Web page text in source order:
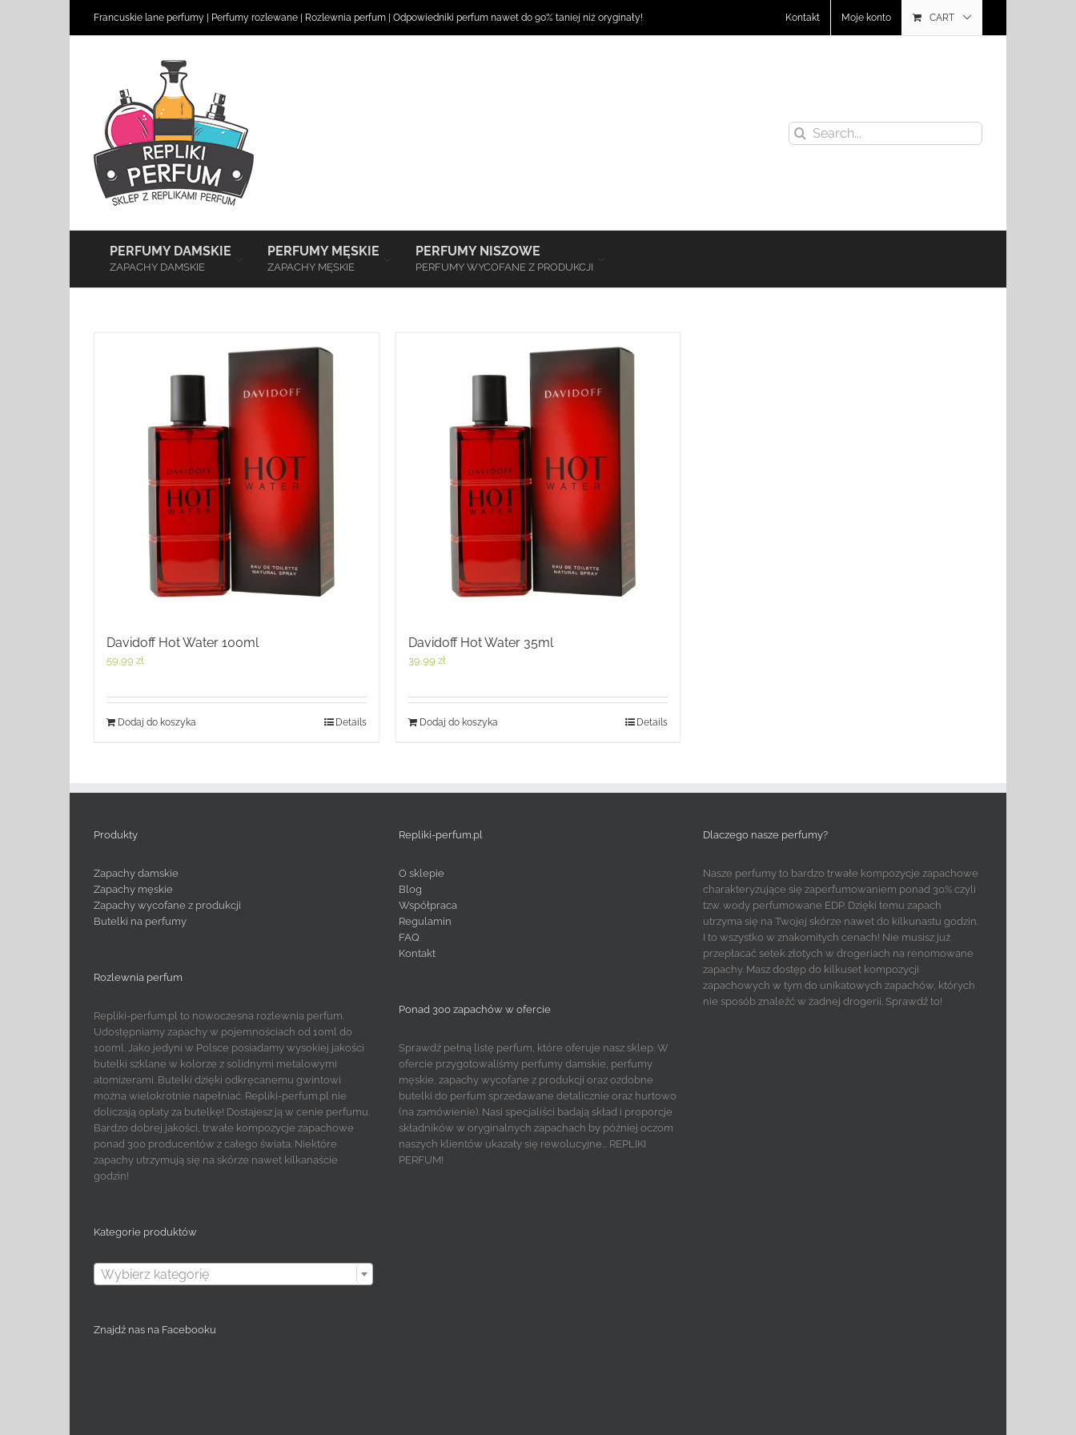
Francuskie lane perfumy Perfumy rozlewane Rozlewnia perfum Odpowiedniki perfum nawet do 90% taniej niż oryginały! Kontakt Moje konto CART
Search
for:
PERFUMY DAMSKIE
ZAPACHY DAMSKIE
PERFUMY MĘSKIE
ZAPACHY MĘSKIE
PERFUMY NISZOWE
PERFUMY WYCOFANE Z PRODUKCJI
Davidoff Hot Water 100ml
59,99 zł
Dodaj do koszyka Details
Davidoff Hot Water 35ml
39,99 zł
Dodaj do koszyka Details
Produkty
Zapachy damskie
Zapachy męskie
Zapachy wycofane z produkcji
Butelki na perfumy
Rozlewnia perfum
Repliki-perfum.pl to nowoczesna rozlewnia perfum.
Udostępniamy zapachy w pojemnościach od 10ml do
100ml. Jako jedyni w Polsce posiadamy wysokiej jakości
butelki szklane w kolorze z solidnymi metalowymi
atomizerami. Butelki dzięki odkręcanemu gwintowi
można wielokrotnie napełniać. Repliki-perfum.pl nie
doliczają opłaty za butelkę! Dostajesz ją w cenie perfumu.
Bardzo dobrej jakości, trwałe kompozycje zapachowe
ponad 300 producentów z całego świata. Niektóre
zapachy utrzymują się na skórze nawet kilkanaście
godzin!
Kategorie produktów
Wybierz kategorię
Znajdź nas na Facebooku
Repliki-perfum.pl
O sklepie
Blog
Współpraca
Regulamin
FAQ
Kontakt
Ponad 300 zapachów w ofercie
Sprawdź pełną listę perfum, które oferuje nasz sklep. W
ofercie przygotowaliśmy perfumy damskie, perfumy
męskie, zapachy wycofane z produkcji oraz ozdobne
butelki do perfum sprzedawane detalicznie oraz hurtowo
(na zamówienie). Nasi specjaliści badają skład i proporcje
składników w oryginalnych zapachach by później oczom
naszych klientów ukazały się rewolucyjne... REPLIKI
PERFUM!
Dlaczego nasze perfumy?
Nasze perfumy to bardzo trwałe kompozycje zapachowe
charakteryzujące się zaperfumowaniem ponad 30% czyli
tzw. wody perfumowane EDP. Dzięki temu zapach
utrzyma się na Twojej skórze nawet do kilkunastu godzin.
I to wszystko w znakomitych cenach! Nie musisz już
przepłacać setek złotych w drogeriach na renomowane
zapachy. Masz dostęp do kilkuset kompozycji
zapachowych w tym do unikatowych zapachów, których
nie sposób znaleźć w żadnej drogerii. Sprawdź to!